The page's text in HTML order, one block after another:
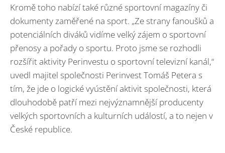
Kromě toho nabízí také různé sportovní magazíny či
dokumenty zaměřené na sport. „Ze strany fanoušků a
potenciálních diváků vidíme velký zájem o sportovní
přenosy a pořady o sportu. Proto jsme se rozhodli
rozšířit aktivity Perinvestu o sportovní televizní kanál,“
uvedl majitel společnosti Perinvest Tomáš Petera s
tím, že jde o logické vyústění aktivit společnosti, která
dlouhodobě patří mezi nejvýznamnější producenty
velkých sportovních a kulturních událostí, a to nejen v
České republice.